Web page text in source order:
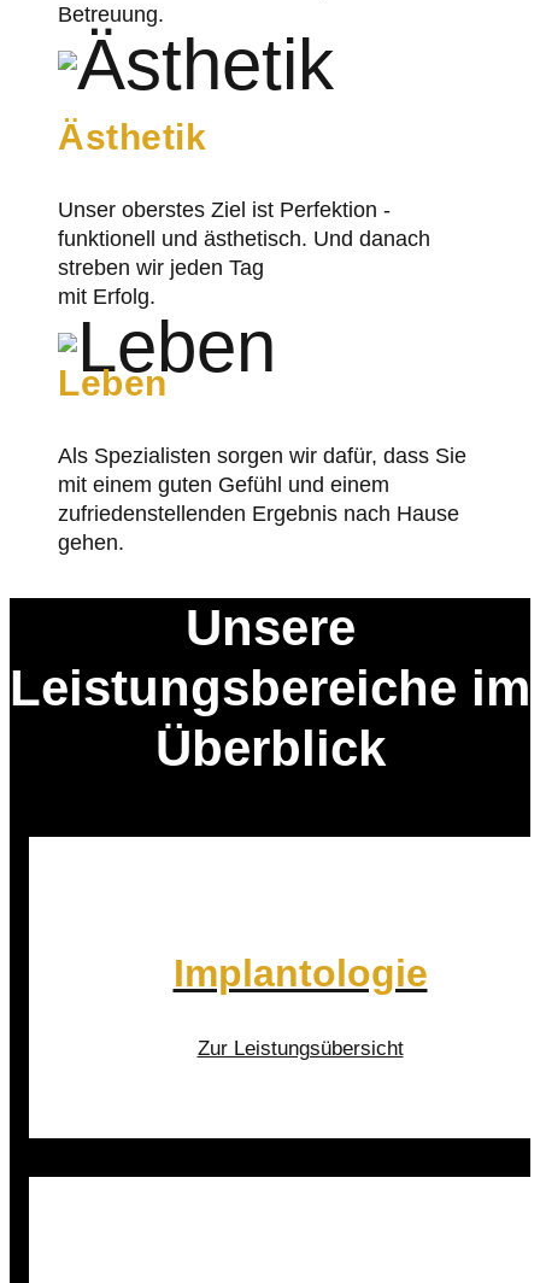
Betreuung.
Ästhetik
Unser oberstes Ziel ist Perfektion -
funktionell und ästhetisch. Und danach
streben wir jeden Tag
mit Erfolg.
Leben
Als Spezialisten sorgen wir dafür, dass Sie
mit einem guten Gefühl und einem
zufriedenstellenden Ergebnis nach Hause
gehen.
Unsere
Leistungsbereiche im
Überblick
Implantologie
Zur Leistungsübersicht